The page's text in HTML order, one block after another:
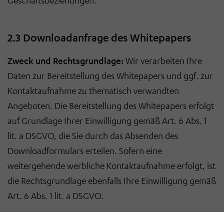
2.3 Downloadanfrage des Whitepapers
Zweck und Rechtsgrundlage: Wir verarbeiten Ihre
Daten zur Bereitstellung des Whitepapers und ggf. zur
Kontaktaufnahme zu thematisch verwandten
Angeboten. Die Bereitstellung des Whitepapers erfolgt
auf Grundlage Ihrer Einwilligung gemäß Art. 6 Abs. 1
lit. a DSGVO, die Sie durch das Absenden des
Downloadformulars erteilen. Sofern eine
weitergehende werbliche Kontaktaufnahme erfolgt, ist
die Rechtsgrundlage ebenfalls Ihre Einwilligung gemäß
Art. 6 Abs. 1 lit. a DSGVO.